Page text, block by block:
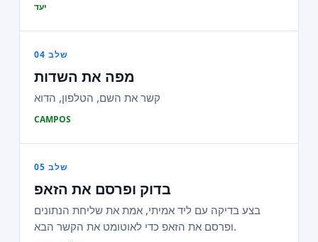
יעד
שלב 04
מפה את השדות
קשר את השם, הטלפון, הדוא
CAMPOS
שלב 05
בדוק ופרסם את הזאפ
בצע בדיקה עם ליד אמיתי, אמת את שליחת הנתונים
ופרסם את הזאפ כדי לאוטומט את הקשר הבא.